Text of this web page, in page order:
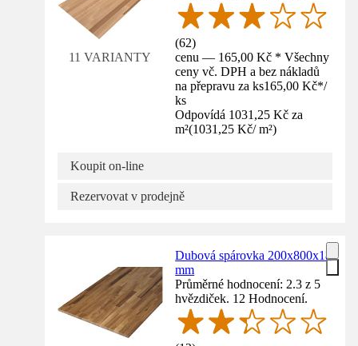
11 VARIANTY
(62)
cenu — 165,00 Kč * Všechny
ceny vč. DPH a bez nákladů
na přepravu za ks165,00 Kč*/
ks
Odpovídá 1031,25 Kč za
m²(1031,25 Kč/ m²)
Koupit on-line
Rezervovat v prodejně
Dubová spárovka 200x800x18
mm
Průměrné hodnocení: 2.3 z 5
hvězdiček. 12 Hodnocení.